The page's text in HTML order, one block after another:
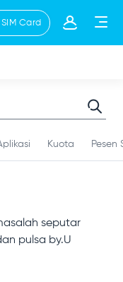
Card
Kuota Pesen
seputar
pulsa by.U